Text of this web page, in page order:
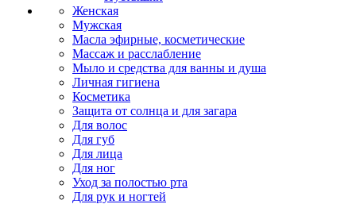
Женская
Мужская
Масла эфирные, косметические
Массаж и расслабление
Мыло и средства для ванны и душа
Личная гигиена
Косметика
Защита от солнца и для загара
Для волос
Для губ
Для лица
Для ног
Уход за полостью рта
Для рук и ногтей